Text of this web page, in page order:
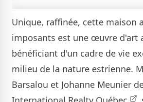
Unique, raffinée, cette maison
imposants est une œuvre d'art
bénéficiant d'un cadre de vie
milieu de la nature estrienne.
Barsalou et Johanne Meunier